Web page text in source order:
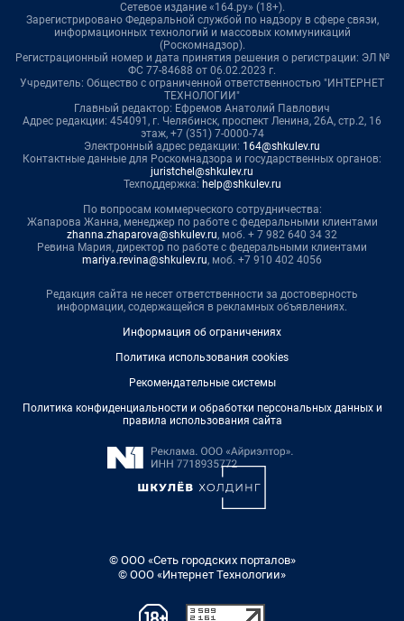
Сетевое издание «164.ру» (18+).
Зарегистрировано Федеральной службой по надзору в сфере связи,
информационных технологий и массовых коммуникаций
(Роскомнадзор).
Регистрационный номер и дата принятия решения о регистрации: ЭЛ №
ФС 77-84688 от 06.02.2023 г.
Учредитель: Общество с ограниченной ответственностью "ИНТЕРНЕТ
ТЕХНОЛОГИИ"
Главный редактор: Ефремов Анатолий Павлович
Адрес редакции: 454091, г. Челябинск, проспект Ленина, 26А, стр.2, 16
этаж, +7 (351) 7-0000-74
Электронный адрес редакции: 164@shkulev.ru
Контактные данные для Роскомнадзора и государственных органов:
juristchel@shkulev.ru
Техподдержка: help@shkulev.ru
По вопросам коммерческого сотрудничества:
Жапарова Жанна, менеджер по работе с федеральными клиентами
zhanna.zhaparova@shkulev.ru, моб. + 7 982 640 34 32
Ревина Мария, директор по работе с федеральными клиентами
mariya.revina@shkulev.ru, моб. +7 910 402 4056
Редакция сайта не несет ответственности за достоверность
информации, содержащейся в рекламных объявлениях.
Информация об ограничениях
Политика использования cookies
Рекомендательные системы
Политика конфиденциальности и обработки персональных данных и
правила использования сайта
© ООО «Сеть городских порталов»
© ООО «Интернет Технологии»